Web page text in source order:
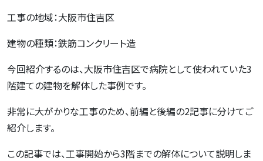
工事の地域：大阪市住吉区
建物の種類：鉄筋コンクリート造
今回紹介するのは、大阪市住吉区で病院として使われていた3
階建ての建物を解体した事例です。
非常に大がかりな工事のため、前編と後編の2記事に分けてご
紹介します。
この記事では、工事開始から3階までの解体について説明しま